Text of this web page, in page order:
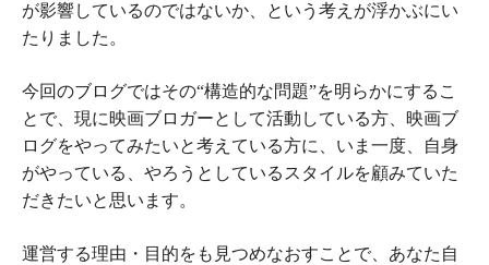
が影響しているのではないか、という考えが浮かぶにい
たりました。
今回のブログではその“構造的な問題”を明らかにするこ
とで、現に映画ブロガーとして活動している方、映画ブ
ログをやってみたいと考えている方に、いま一度、自身
がやっている、やろうとしているスタイルを顧みていた
だきたいと思います。
運営する理由・目的をも見つめなおすことで、あなた自